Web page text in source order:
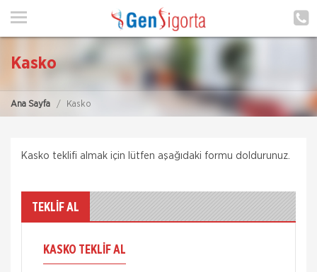
ANA SAYFA
POLIÇE HATIRLAT
TEKLİF AL
Kasko
Ana Sayfa Kasko
Kasko teklifi almak için lütfen aşağıdaki formu doldurunuz.
TEKLİF AL
KASKO TEKLIF AL